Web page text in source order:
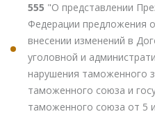
555 "О представлении
Федерации предложения
внесении изменений в
уголовной и
нарушения таможенного
таможенного союза и
таможенного союза от 5